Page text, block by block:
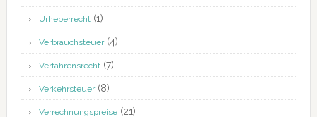
Urheberrecht(1)
Verbrauchsteuer(4)
Verfahrensrecht(7)
Verkehrsteuer(8)
Verrechnungspreise(21)